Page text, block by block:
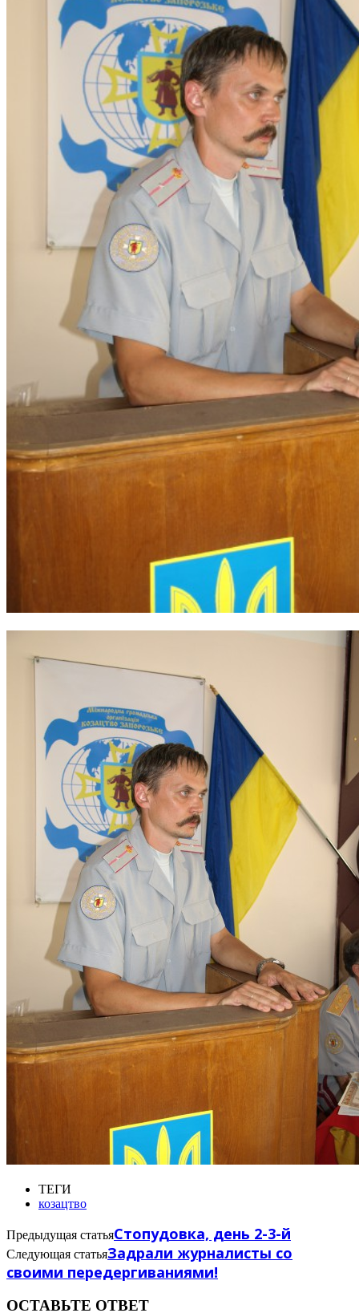
ТЕГИ
козацтво
Предыдущая статьяСтопудовка, день 2-3-й
Следующая статьяЗадрали журналисты со
своими передергиваниями!
ОСТАВЬТЕ ОТВЕТ